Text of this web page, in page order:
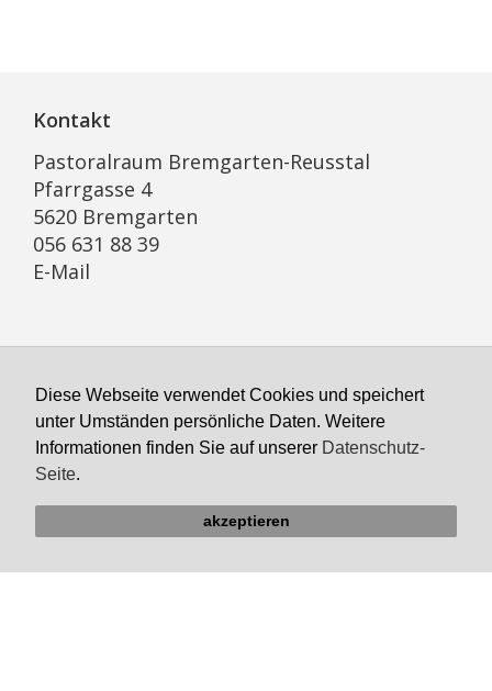
Diese Webseite verwendet Cookies und speichert
unter Umständen persönliche Daten. Weitere
Informationen finden Sie auf unserer Datenschutz-
Seite.
akzeptieren
Kontakt
Pastoralraum Bremgarten-Reusstal
Pfarrgasse 4
5620 Bremgarten
056 631 88 39
E-Mail
Montag geschlossen
Dienstag bis Freitag
8:00 bis 11:00, 14:00–16:00 Uhr